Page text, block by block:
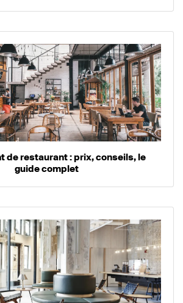
de restaurant : prix, conseils, le
guide complet